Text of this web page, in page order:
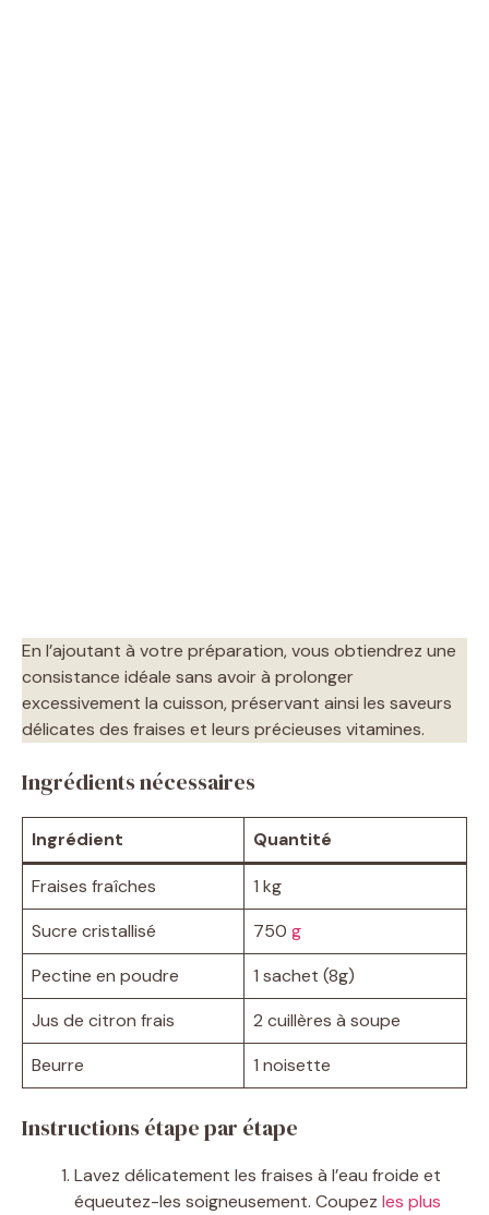
En l’ajoutant à votre préparation, vous obtiendrez une
consistance idéale sans avoir à prolonger
excessivement la cuisson, préservant ainsi les saveurs
délicates des fraises et leurs précieuses vitamines.
Ingrédients nécessaires
Ingrédient Quantité
Fraises fraîches
1 kg
Sucre cristallisé
750 g
Pectine en poudre
1 sachet (8g)
Jus de citron frais
2 cuillères à soupe
Beurre
1 noisette
Instructions étape par étape
Lavez délicatement les fraises à l’eau froide et
équeutez-les soigneusement. Coupez les plus